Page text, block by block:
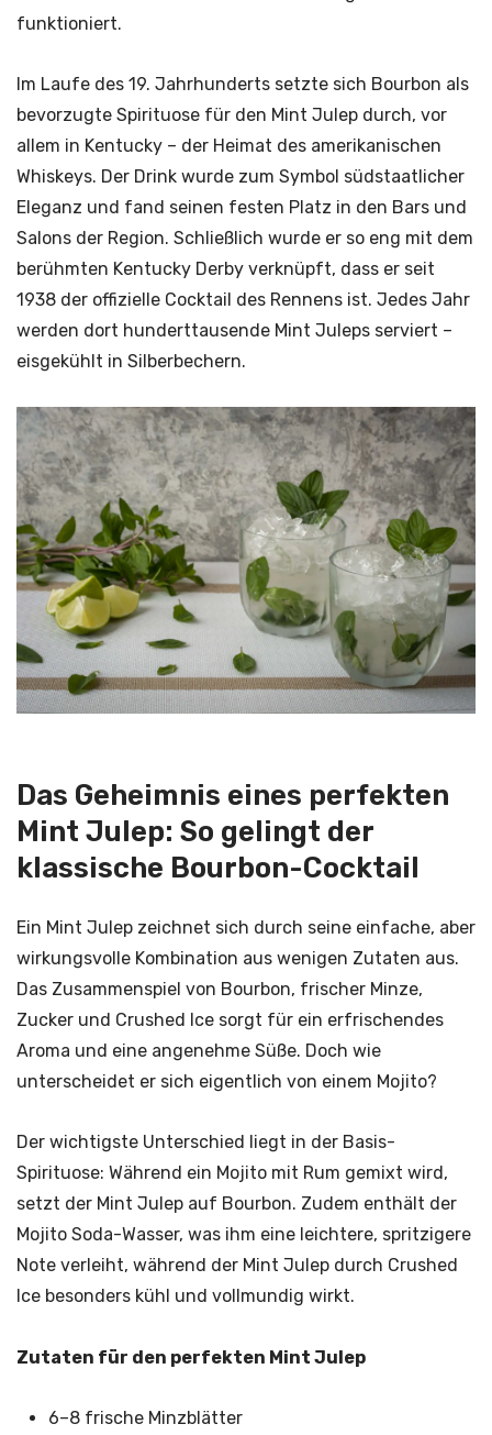
funktioniert.
Im Laufe des 19. Jahrhunderts setzte sich Bourbon als
bevorzugte Spirituose für den Mint Julep durch, vor
allem in Kentucky – der Heimat des amerikanischen
Whiskeys. Der Drink wurde zum Symbol südstaatlicher
Eleganz und fand seinen festen Platz in den Bars und
Salons der Region. Schließlich wurde er so eng mit dem
berühmten Kentucky Derby verknüpft, dass er seit
1938 der offizielle Cocktail des Rennens ist. Jedes Jahr
werden dort hunderttausende Mint Juleps serviert –
eisgekühlt in Silberbechern.
Das Geheimnis eines perfekten
Mint Julep: So gelingt der
klassische Bourbon-Cocktail
Ein Mint Julep zeichnet sich durch seine einfache, aber
wirkungsvolle Kombination aus wenigen Zutaten aus.
Das Zusammenspiel von Bourbon, frischer Minze,
Zucker und Crushed Ice sorgt für ein erfrischendes
Aroma und eine angenehme Süße. Doch wie
unterscheidet er sich eigentlich von einem Mojito?
Der wichtigste Unterschied liegt in der Basis-
Spirituose: Während ein Mojito mit Rum gemixt wird,
setzt der Mint Julep auf Bourbon. Zudem enthält der
Mojito Soda-Wasser, was ihm eine leichtere, spritzigere
Note verleiht, während der Mint Julep durch Crushed
Ice besonders kühl und vollmundig wirkt.
Zutaten für den perfekten Mint Julep
6–8 frische Minzblätter